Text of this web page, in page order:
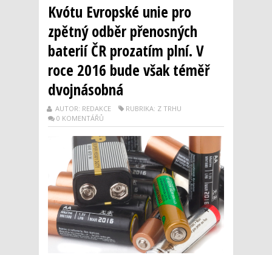
Kvótu Evropské unie pro
zpětný odběr přenosných
baterií ČR prozatím plní. V
roce 2016 bude však téměř
dvojnásobná
AUTOR: REDAKCE
RUBRIKA: Z TRHU
0 KOMENTÁŘŮ